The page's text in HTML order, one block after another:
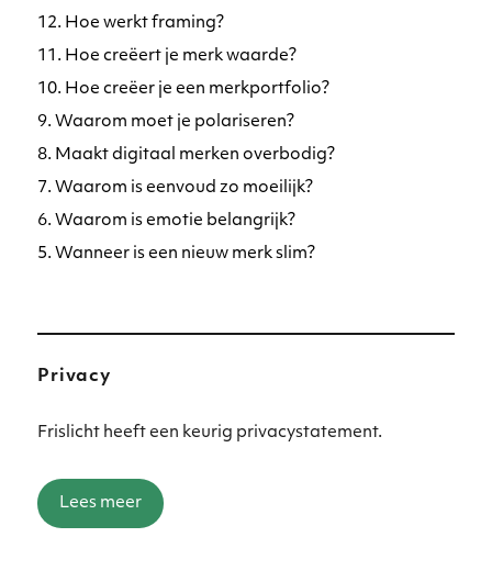
12. Hoe werkt framing?
11. Hoe creëert je merk waarde?
10. Hoe creëer je een merkportfolio?
9. Waarom moet je polariseren?
8. Maakt digitaal merken overbodig?
7. Waarom is eenvoud zo moeilijk?
6. Waarom is emotie belangrijk?
5. Wanneer is een nieuw merk slim?
Privacy
Frislicht heeft een keurig privacystatement.
Lees meer